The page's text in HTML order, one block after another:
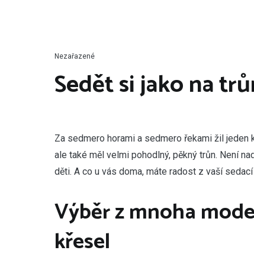
Nezařazené
Sedět si jako na
Za sedmero horami a sedmero řekami žil jeden
ale také měl velmi pohodlný, pěkný trůn. Není
děti. A co u vás doma, máte radost z vaší
Výběr z mnoha
křesel